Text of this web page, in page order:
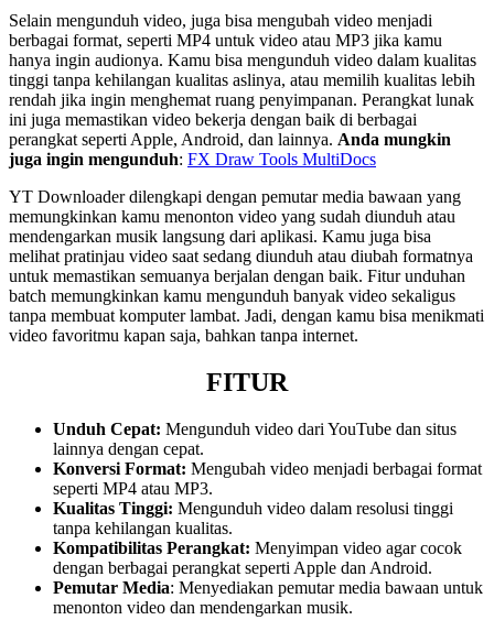
Selain mengunduh video, juga bisa mengubah video menjadi
berbagai format, seperti MP4 untuk video atau MP3 jika kamu
hanya ingin audionya. Kamu bisa mengunduh video dalam kualitas
tinggi tanpa kehilangan kualitas aslinya, atau memilih kualitas lebih
rendah jika ingin menghemat ruang penyimpanan. Perangkat lunak
ini juga memastikan video bekerja dengan baik di berbagai
perangkat seperti Apple, Android, dan lainnya. Anda mungkin
juga ingin mengunduh: FX Draw Tools MultiDocs
YT Downloader dilengkapi dengan pemutar media bawaan yang
memungkinkan kamu menonton video yang sudah diunduh atau
mendengarkan musik langsung dari aplikasi. Kamu juga bisa
melihat pratinjau video saat sedang diunduh atau diubah formatnya
untuk memastikan semuanya berjalan dengan baik. Fitur unduhan
batch memungkinkan kamu mengunduh banyak video sekaligus
tanpa membuat komputer lambat. Jadi, dengan kamu bisa menikmati
video favoritmu kapan saja, bahkan tanpa internet.
FITUR
Unduh Cepat: Mengunduh video dari YouTube dan situs
lainnya dengan cepat.
Konversi Format: Mengubah video menjadi berbagai format
seperti MP4 atau MP3.
Kualitas Tinggi: Mengunduh video dalam resolusi tinggi
tanpa kehilangan kualitas.
Kompatibilitas Perangkat: Menyimpan video agar cocok
dengan berbagai perangkat seperti Apple dan Android.
Pemutar Media: Menyediakan pemutar media bawaan untuk
menonton video dan mendengarkan musik.